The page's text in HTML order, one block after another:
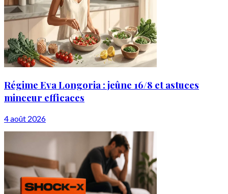
Régime Eva Longoria : jeûne 16/8 et astuces
minceur efficaces
4 août 2026